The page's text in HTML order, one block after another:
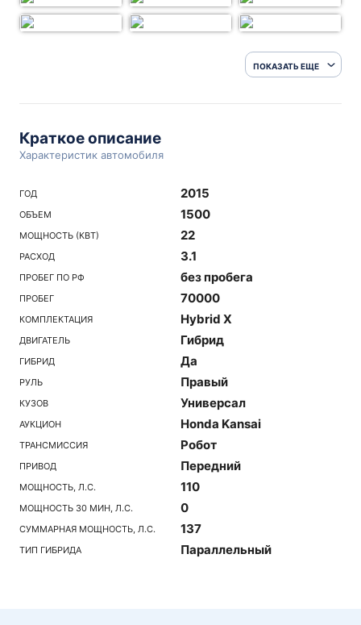
ПОКАЗАТЬ ЕЩЕ
Краткое описание
Характеристик автомобиля
ГОД 2015
ОБЪЕМ 1500
МОЩНОСТЬ (КВТ) 22
РАСХОД 3.1
ПРОБЕГ ПО РФ без пробега
ПРОБЕГ 70000
КОМПЛЕКТАЦИЯ Hybrid X
ДВИГАТЕЛЬ Гибрид
ГИБРИД Да
РУЛЬ Правый
КУЗОВ Универсал
АУКЦИОН Honda Kansai
ТРАНСМИССИЯ Робот
ПРИВОД Передний
МОЩНОСТЬ, Л.С. 110
МОЩНОСТЬ 30 МИН, Л.С. 0
СУММАРНАЯ МОЩНОСТЬ, Л.С. 137
ТИП ГИБРИДА Параллельный